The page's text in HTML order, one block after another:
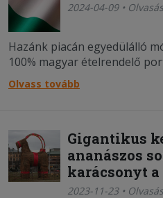
2024-04-09 •
Hazánk piacán egyedülálló
100% magyar ételrendelő
Olvass tovább
Gigantikus
ananászos
karácsonyt
2023-11-23 •